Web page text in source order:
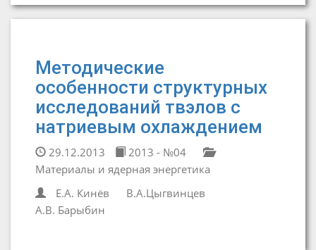
Методические
особенности структурных
исследований твэлов с
натриевым охлаждением
29.12.2013
2013 - №04
Материалы и ядерная энергетика
Е.А. Кинёв
В.А.Цыгвинцев
А.В. Барыбин